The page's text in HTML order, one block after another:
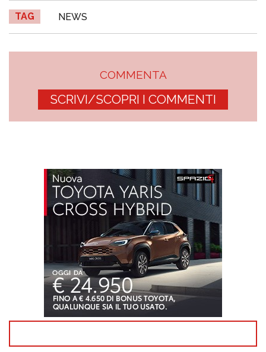
TAG NEWS
COMMENTA
SCRIVI/SCOPRI I COMMENTI